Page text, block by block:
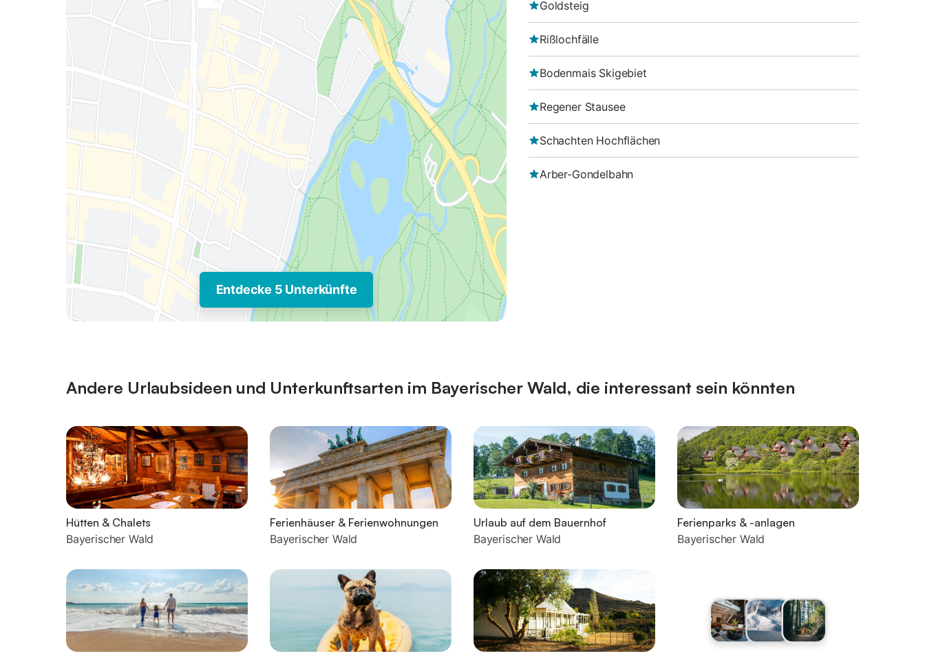
Entdecke 5 Unterkünfte
Goldsteig
Rißlochfälle
Bodenmais Skigebiet
Regener Stausee
Schachten Hochflächen
Arber-Gondelbahn
Andere Urlaubsideen und Unterkunftsarten im Bayerischer Wald, die interessant sein könnten
Hütten & Chalets
Bayerischer Wald
Ferienhäuser & Ferienwohnungen
Bayerischer Wald
Urlaub auf dem Bauernhof
Bayerischer Wald
Ferienparks & -anlagen
Bayerischer Wald